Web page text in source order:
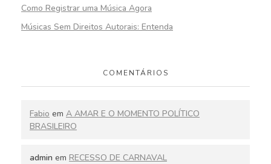
Como Registrar uma Música Agora
Músicas Sem Direitos Autorais: Entenda
COMENTÁRIOS
Fabio em A AMAR E O MOMENTO POLÍTICO
BRASILEIRO
admin em RECESSO DE CARNAVAL